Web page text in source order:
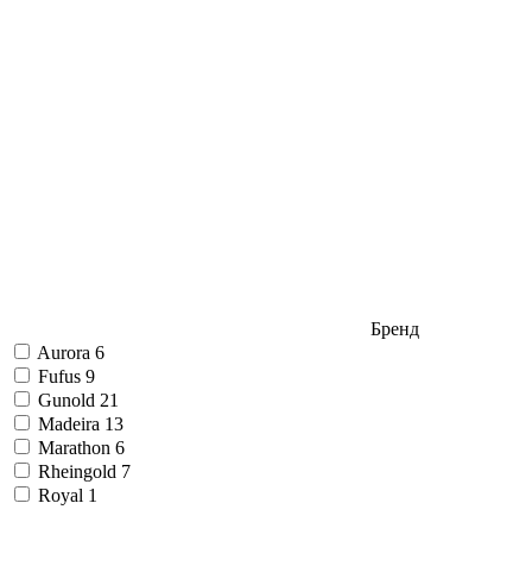
Бренд
Aurora 6
Fufus 9
Gunold 21
Madeira 13
Marathon 6
Rheingold 7
Royal 1